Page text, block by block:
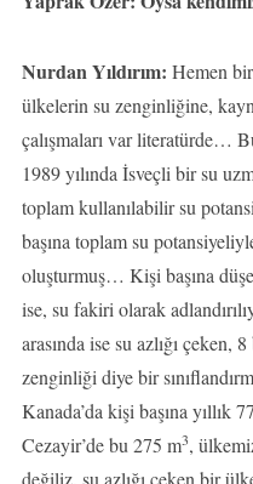
Nurdan Yıldırım: Hemen
ülkelerin su zenginliğine,
çalışmaları var literatürde…
1989 yılında İsveçli bir su
toplam kullanılabilir su
başına toplam su
oluşturmuş… Kişi başına
ise, su fakiri olarak
arasında ise su azlığı çeken,
zenginliği diye bir
Kanada’da kişi başına yıllık
Cezayir’de bu 275 m3,
değiliz, su azlığı çeken bir